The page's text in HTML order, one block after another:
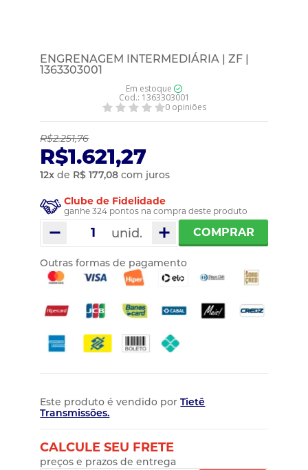
ENGRENAGEM INTERMEDIÁRIA | ZF |
1363303001
Em estoque
Cod.: 1363303001
0 opiniões
R$2.251,76
R$1.621,27
12x de R$ 177,08 com juros
Clube de Fidelidade
ganhe 324 pontos na compra deste produto
unid. COMPRAR
Outras formas de pagamento
Este produto é vendido porTietê
Transmissões.
CALCULE SEU FRETE
preços e prazos de entrega